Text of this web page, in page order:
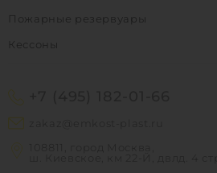
Пожарные резервуары
Кессоны